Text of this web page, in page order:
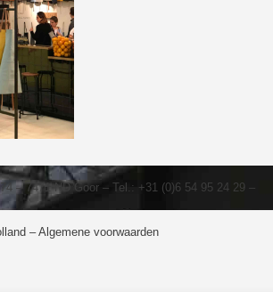
– 7471 ND Goor – Tel.: +31 (0)6 54 95 24 29 –
–Algemene voorwaarden